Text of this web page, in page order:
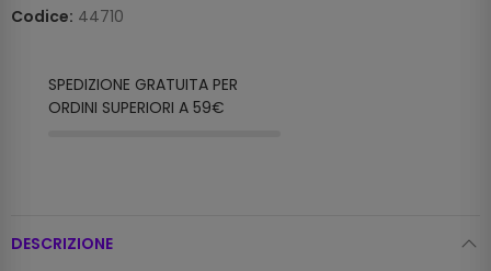
Codice: 44710
SPEDIZIONE GRATUITA PER
ORDINI SUPERIORI A 59€
DESCRIZIONE